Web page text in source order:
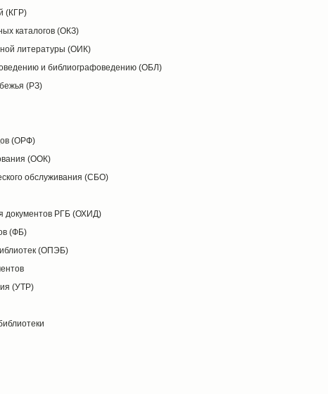
(КГР)
каталогов (ОКЗ)
литературы (ОИК)
и библиографоведению (ОБЛ)
(РЗ)
(ОРФ)
(ООК)
обслуживания (СБО)
документов РГБ (ОХИД)
(ФБ)
(ОПЭБ)
(УТР)